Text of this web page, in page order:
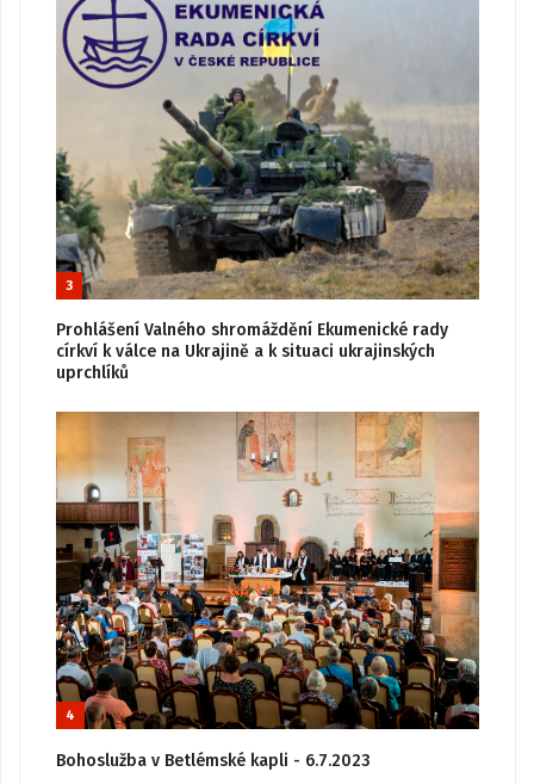
3
Prohlášení Valného shromáždění Ekumenické rady
církví k válce na Ukrajině a k situaci ukrajinských
uprchlíků
4
Bohoslužba v Betlémské kapli - 6.7.2023